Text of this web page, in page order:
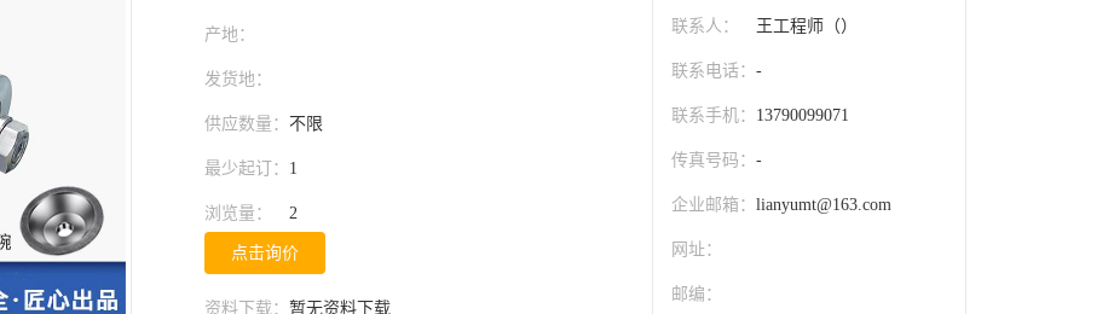
产地：
发货地：
供应数量： 不限
最少起订： 1
浏览量： 2
点击询价
资料下载： 暂无资料下载
联系人： 王工程师（）
联系电话： -
联系手机： 13790099071
传真号码： -
企业邮箱： lianyumt@163.com
网址：
邮编：